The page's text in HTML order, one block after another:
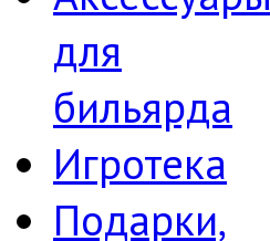
для
бильярда
Игротека
Подарки,